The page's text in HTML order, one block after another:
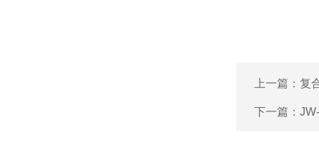
上一篇： 复
下一篇：